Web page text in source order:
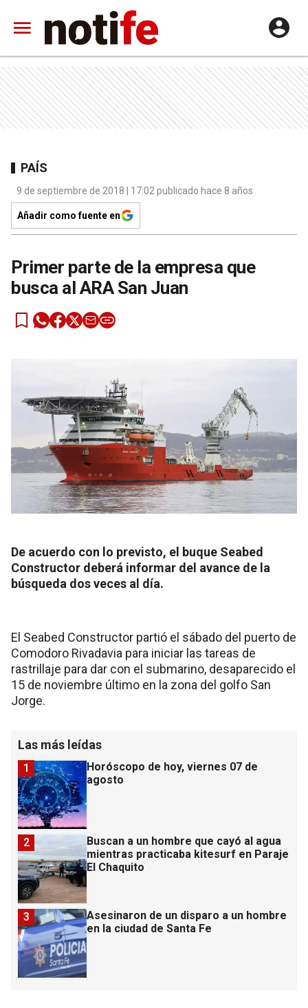
PAÍS
9 de septiembre de 2018 | 17:02 publicado hace 8 años
Añadir como fuente en
Primer parte de la empresa que
busca al ARA San Juan
De acuerdo con lo previsto, el buque Seabed
Constructor deberá informar del avance de la
búsqueda dos veces al día.
El Seabed Constructor partió el sábado del puerto de
Comodoro Rivadavia para iniciar las tareas de
rastrillaje para dar con el submarino, desaparecido el
15 de noviembre último en la zona del golfo San
Jorge.
Las más leídas
Horóscopo de hoy, viernes 07 de
agosto
1
Buscan a un hombre que cayó al agua
mientras practicaba kitesurf en Paraje
El Chaquito
2
Asesinaron de un disparo a un hombre
en la ciudad de Santa Fe
3